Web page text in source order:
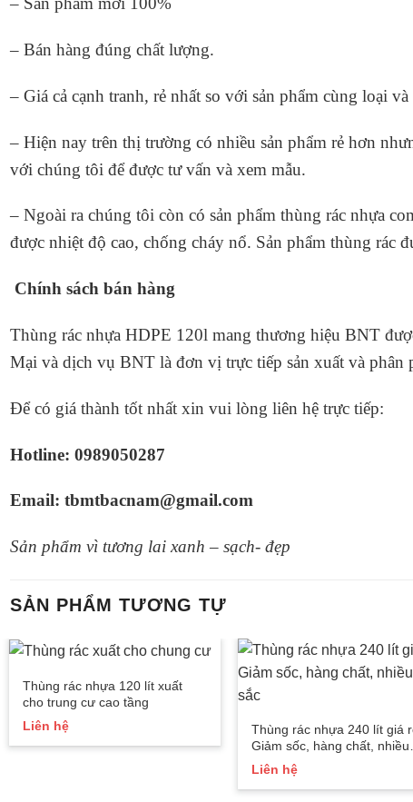
– Bán hàng đúng chất lượng.
– Giá cả cạnh tranh, rẻ nhất so với sản phẩm cùng loại
– Hiện nay trên thị trường có nhiều sản phẩm rẻ hơn
với chúng tôi để được tư vấn và xem mẫu.
– Ngoài ra chúng tôi còn có sản phẩmthùng rác nhựa
được nhiệt độ cao, chống cháy nổ. Sản phẩm thùng
Chính sách bán hàng
Thùng rác nhựa HDPE 120l mang thương hiệu BNT
Mại và dịch vụ BNT là đơn vị trực tiếp sản xuất và phân
Để có giá thành tốt nhất xin vui lòng liên hệ trực tiếp:
Hotline: 0989050287
Email: tbmtbacnam@gmail.com
Sản phẩm vì tương lai xanh – sạch- đẹp
SẢN PHẨM TƯƠNG TỰ
Thùng rác nhựa 120 lít xuất
cho trung cư cao tầng
Liên hệ
Thùng rác nhựa 240 lít giá
Giảm sốc, hàng chất, nhiều
mầu sắc
Liên hệ